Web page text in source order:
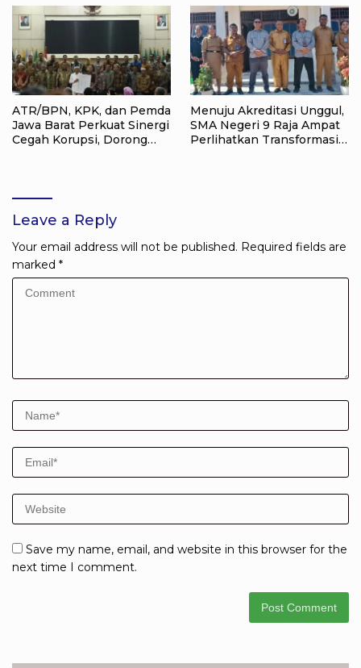
12 Hari
ATR/BPN, KPK, dan Pemda
Jawa Barat Perkuat Sinergi
Cegah Korupsi, Dorong
Menuju Akreditasi Unggul,
SMA Negeri 9 Raja Ampat
Perlihatkan Transformasi
Leave a Reply
Your email address will not be published. Required fields are
marked *
Save my name, email, and website in this browser for the
next time I comment.